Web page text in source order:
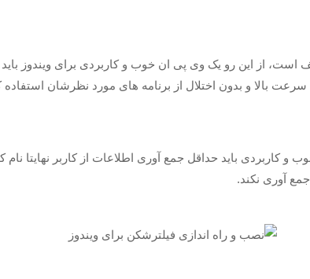
از این رو یک وی پی ان خوب و کاربردی برای ویندوز باید
با سرعت بالا و بدون اختلال از برنامه های مورد نظرشان استفاده
کاربردی باید حداقل جمع آوری اطلاعات از کاربر نهایتا نام
آوری نکند.